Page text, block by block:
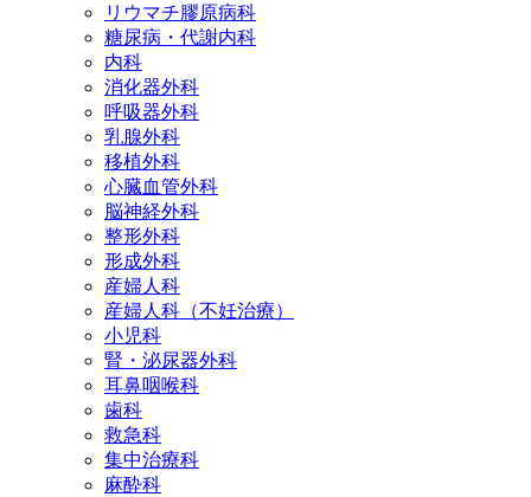
リウマチ膠原病科
糖尿病・代謝内科
内科
消化器外科
呼吸器外科
乳腺外科
移植外科
心臓血管外科
脳神経外科
整形外科
形成外科
産婦人科
産婦人科（不妊治療）
小児科
腎・泌尿器外科
耳鼻咽喉科
歯科
救急科
集中治療科
麻酔科